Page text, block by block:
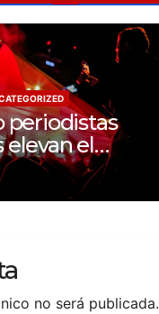
periodistas
elevan el
trabajadores
muertos en
no será publicada.